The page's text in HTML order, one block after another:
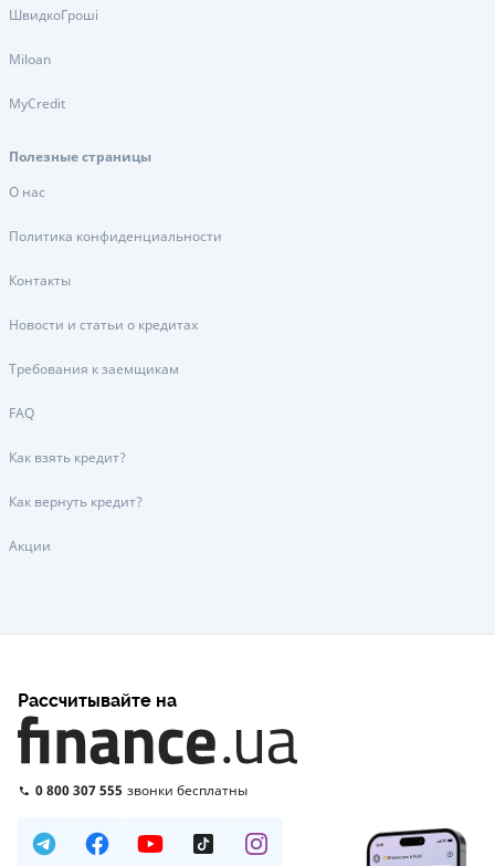
ШвидкоГроші
Miloan
MyCredit
Полезные страницы
О нас
Политика конфиденциальности
Контакты
Новости и статьи о кредитах
Требования к заемщикам
FAQ
Как взять кредит?
Как вернуть кредит?
Акции
Рассчитывайте на
0 800 307 555 звонки бесплатны